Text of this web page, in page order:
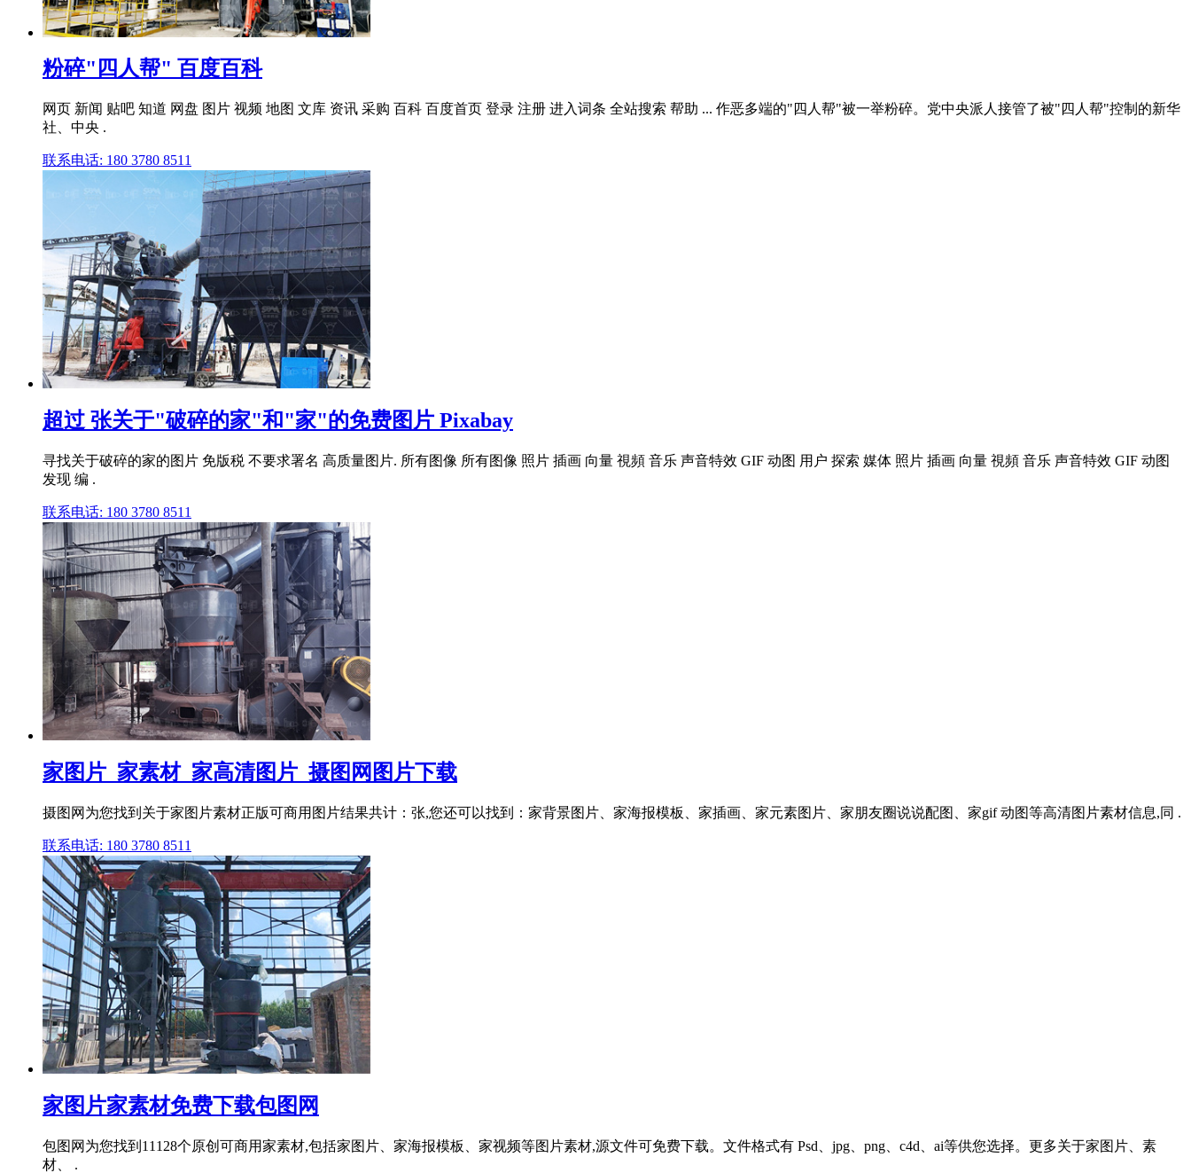
粉碎"四人帮" 百度百科
网页 新闻 贴吧 知道 网盘 图片 视频 地图 文库 资讯 采购 百科 百度首页 登录 注册 进入词条 全站搜索 帮助 ... 作恶多端的"四人帮"被一举粉碎。党中央派人接管了被"四人帮"控制的新华
社、中央 .
联系电话: 180 3780 8511
超过 张关于"破碎的家"和"家"的免费图片 Pixabay
寻找关于破碎的家的图片 免版税 不要求署名 高质量图片. 所有图像 所有图像 照片 插画 向量 視頻 音乐 声音特效 GIF 动图 用户 探索 媒体 照片 插画 向量 視頻 音乐 声音特效 GIF 动图
发现 编 .
联系电话: 180 3780 8511
家图片_家素材_家高清图片_摄图网图片下载
摄图网为您找到关于家图片素材正版可商用图片结果共计：张,您还可以找到：家背景图片、家海报模板、家插画、家元素图片、家朋友圈说说配图、家gif 动图等高清图片素材信息,同 .
联系电话: 180 3780 8511
家图片家素材免费下载包图网
包图网为您找到11128个原创可商用家素材,包括家图片、家海报模板、家视频等图片素材,源文件可免费下载。文件格式有 Psd、jpg、png、c4d、ai等供您选择。更多关于家图片、素
材、 .